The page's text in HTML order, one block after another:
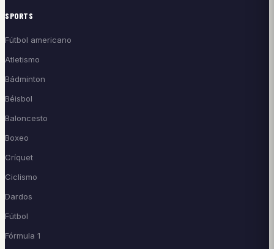
SPORTS
Fútbol americano
Atletismo
Bádminton
Béisbol
Baloncesto
Boxeo
Críquet
Ciclismo
Dardos
Fútbol
Fórmula 1